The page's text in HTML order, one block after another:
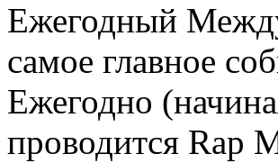
Ежегодный
самое главное
Ежегодно
проводится Rap